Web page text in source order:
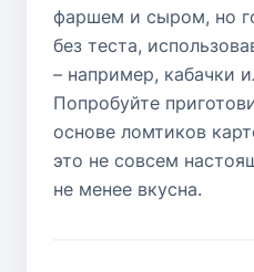
фаршем и сыром, но
без теста,
– например, кабачки
Попробуйте
основе ломтиков
это не совсем
не менее вкусна.